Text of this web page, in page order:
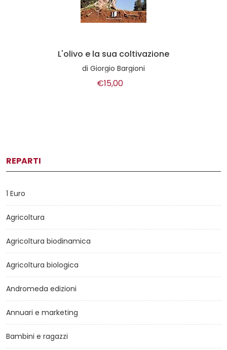
L'olivo e la sua coltivazione
di Giorgio Bargioni
€15,00
REPARTI
1 Euro
Agricoltura
Agricoltura biodinamica
Agricoltura biologica
Andromeda edizioni
Annuari e marketing
Bambini e ragazzi